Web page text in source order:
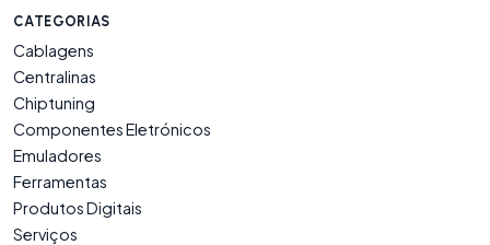
CATEGORIAS
Cablagens
Centralinas
Chiptuning
Componentes Eletrónicos
Emuladores
Ferramentas
Produtos Digitais
Serviços